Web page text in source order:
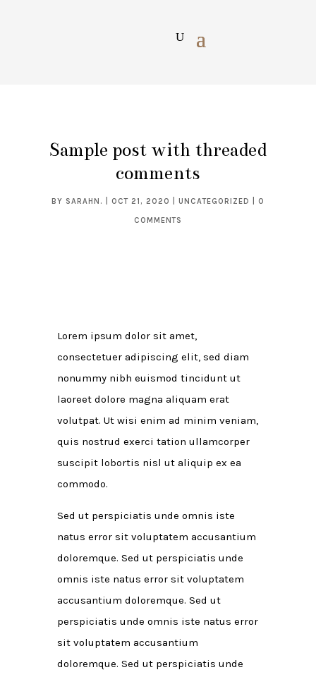
Sample post with threaded
comments
BY SARAHN. OCT 21, 2020 UNCATEGORIZED 0
COMMENTS
Lorem ipsum dolor sit amet,
consectetuer adipiscing elit, sed diam
nonummy nibh euismod tincidunt ut
laoreet dolore magna aliquam erat
volutpat. Ut wisi enim ad minim veniam,
quis nostrud exerci tation ullamcorper
suscipit lobortis nisl ut aliquip ex ea
commodo.
Sed ut perspiciatis unde omnis iste
natus error sit voluptatem accusantium
doloremque. Sed ut perspiciatis unde
omnis iste natus error sit voluptatem
accusantium doloremque. Sed ut
perspiciatis unde omnis iste natus error
sit voluptatem accusantium
doloremque. Sed ut perspiciatis unde